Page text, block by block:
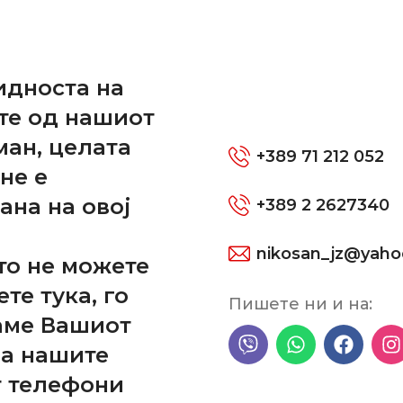
на
од нашиот
целата
е
на овој
не можете
тука, го
Вашиот
нашите
телефони
+389 71 212 052
+389 2 2627340
Пишете ни и на:
wishlist is
Сè уште немате производи во списокот со желби.